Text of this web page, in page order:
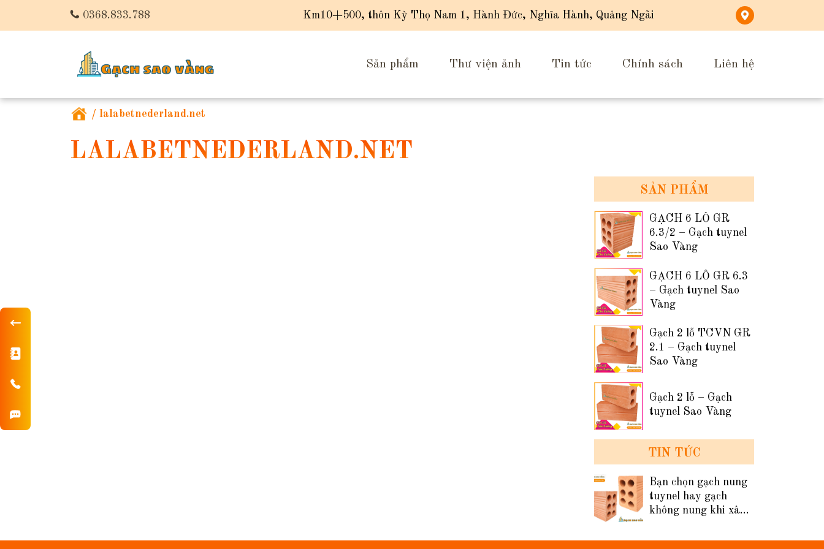
0368.833.788 Km10+500, thôn Kỳ Thọ Nam 1, Hành Đức, Nghĩa Hành, Quảng Ngãi
Sản phẩm Thư viện ảnh Tin tức Chính sách Liên hệ
/ lalabetnederland.net
LALABETNEDERLAND.NET
SẢN PHẨM
GẠCH 6 LỖ GR
6.3/2 – Gạch tuynel
Sao Vàng
GẠCH 6 LỖ GR 6.3
– Gạch tuynel Sao
Vàng
Gạch 2 lỗ TCVN GR
2.1 – Gạch tuynel
Sao Vàng
Gạch 2 lỗ – Gạch
tuynel Sao Vàng
TIN TỨC
Bạn chọn gạch nung
tuynel hay gạch
không nung khi xây